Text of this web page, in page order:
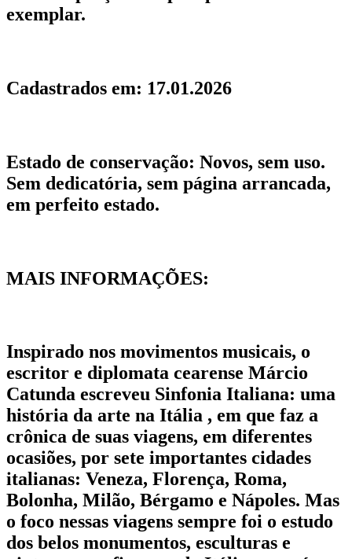
exemplar.
Cadastrados em: 17.01.2026
Estado de conservação: Novos, sem uso.
Sem dedicatória, sem página arrancada,
em perfeito estado.
MAIS INFORMAÇÕES:
Inspirado nos movimentos musicais, o
escritor e diplomata cearense Márcio
Catunda escreveu Sinfonia Italiana: uma
história da arte na Itália , em que faz a
crônica de suas viagens, em diferentes
ocasiões, por sete importantes cidades
italianas: Veneza, Florença, Roma,
Bolonha, Milão, Bérgamo e Nápoles. Mas
o foco nessas viagens sempre foi o estudo
dos belos monumentos, esculturas e